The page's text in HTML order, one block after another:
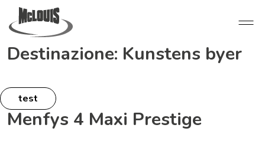
Destinazione: Kunstens byer
test
Menfys 4 Maxi Prestige